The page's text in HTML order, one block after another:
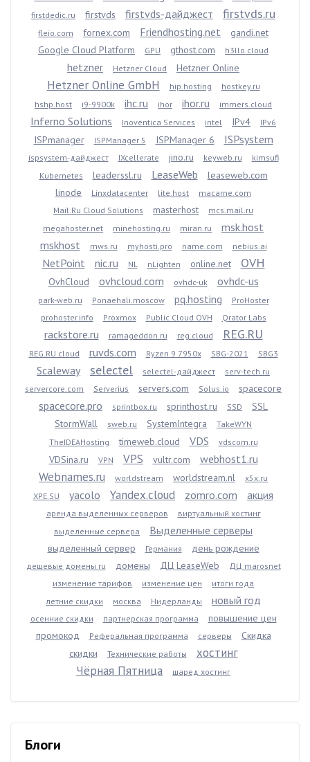
firstdedic.ru
firstvds firstvds-дайджест firstvds.ru
fleio.com fornex.com Friendhosting.net
gandi.net
Google Cloud Platform
GPU gthost.com h3llo.cloud
hetzner Hetzner Cloud Hetzner Online
Hetzner Online GmbH hip.hosting
hostkey.ru
hshp.host
i9-9900k ihc.ru ihor ihor.ru immers.cloud
Inferno Solutions Inoventica Services intel IPv4 IPv6
ISPmanager ISPManager 5 ISPManager 6 ISPsystem
ispsystem-дайджест IXcellerate jino.ru keyweb.ru
kimsufi
Kubernetes
leaderssl.ru LeaseWeb
leaseweb.com
linode
Linxdatacenter lite.host
macarne.com
Mail.Ru Cloud Solutions
masterhost
mcs.mail.ru
megahoster.net
minehosting.ru miran.ru
msk.host
mskhost
mws.ru myhosti.pro name.com nebius.ai
NetPoint nic.ru NL nLighten online.net OVH
OvhCloud ovhcloud.com ovhdc-uk ovhdc-us
park-web.ru Ponaehali.moscow pq.hosting
ProHoster
prohoster.info
Proxmox Public Cloud OVH Qrator Labs
rackstore.ru ramageddon.ru reg.cloud REG.RU
REG.RU cloud ruvds.com Ryzen 9 7950x SBG-2021 SBG3
Scaleway selectel selectel-дайджест
serv-tech.ru
servercore.com
Serverius servers.com Solus.io spacecore
spacecore.pro sprintbox.ru sprinthost.ru SSD
SSL
StormWall
sweb.ru SystemIntegra
TakeWYN
TheIDEAHosting
timeweb.cloud VDS vdscom.ru
VDSina.ru VPN VPS vultr.com webhost1.ru
Webnames.ru worldstream worldstream.nl
x5x.ru
XPE.SU
yacolo Yandex.cloud zomro.com акция
аренда выделенных серверов
виртуальный хостинг
выделенные сервера
Выделенные серверы
выделенный сервер Германия день рождение
дешевые домены ru домены ДЦ LeaseWeb
ДЦ marosnet
изменение тарифов
изменение цен
итоги года
летние скидки
москва Нидерланды новый год
осенние скидки партнерская программа
повышение цен
промокод
Реферальная программа серверы
Скидка
скидки
Технические работы
хостинг
Чёрная Пятница
шаред хостинг
Блоги